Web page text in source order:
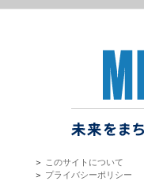
＞ このサイトについて
＞ プライバシーポリシー